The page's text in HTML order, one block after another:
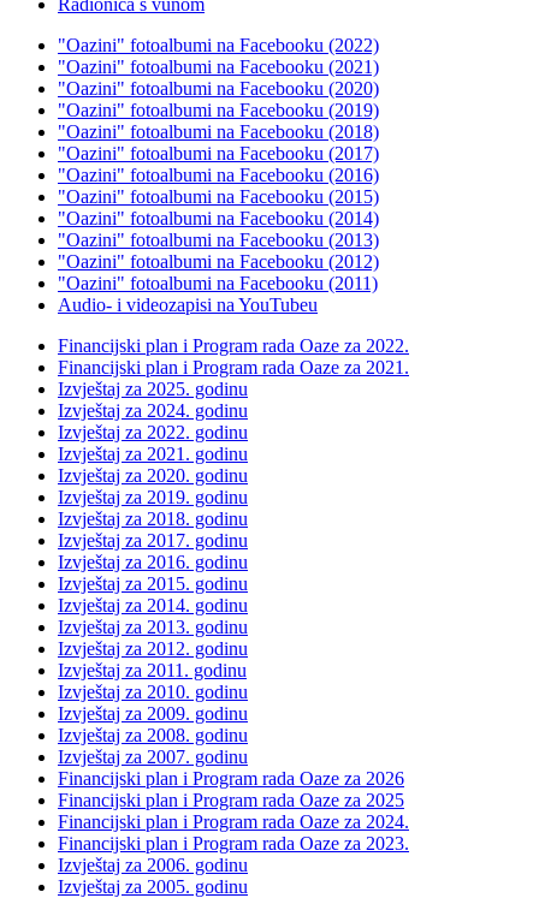
Radionica s vunom
"Oazini" fotoalbumi na Facebooku (2022)
"Oazini" fotoalbumi na Facebooku (2021)
"Oazini" fotoalbumi na Facebooku (2020)
"Oazini" fotoalbumi na Facebooku (2019)
"Oazini" fotoalbumi na Facebooku (2018)
"Oazini" fotoalbumi na Facebooku (2017)
"Oazini" fotoalbumi na Facebooku (2016)
"Oazini" fotoalbumi na Facebooku (2015)
"Oazini" fotoalbumi na Facebooku (2014)
"Oazini" fotoalbumi na Facebooku (2013)
"Oazini" fotoalbumi na Facebooku (2012)
"Oazini" fotoalbumi na Facebooku (2011)
Audio- i videozapisi na YouTubeu
Financijski plan i Program rada Oaze za 2022.
Financijski plan i Program rada Oaze za 2021.
Izvještaj za 2025. godinu
Izvještaj za 2024. godinu
Izvještaj za 2022. godinu
Izvještaj za 2021. godinu
Izvještaj za 2020. godinu
Izvještaj za 2019. godinu
Izvještaj za 2018. godinu
Izvještaj za 2017. godinu
Izvještaj za 2016. godinu
Izvještaj za 2015. godinu
Izvještaj za 2014. godinu
Izvještaj za 2013. godinu
Izvještaj za 2012. godinu
Izvještaj za 2011. godinu
Izvještaj za 2010. godinu
Izvještaj za 2009. godinu
Izvještaj za 2008. godinu
Izvještaj za 2007. godinu
Financijski plan i Program rada Oaze za 2026
Financijski plan i Program rada Oaze za 2025
Financijski plan i Program rada Oaze za 2024.
Financijski plan i Program rada Oaze za 2023.
Izvještaj za 2006. godinu
Izvještaj za 2005. godinu